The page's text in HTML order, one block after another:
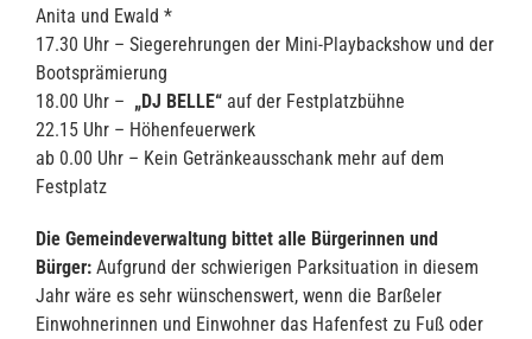
Anita und Ewald *
17.30 Uhr – Siegerehrungen der Mini-Playbackshow und der
Bootsprämierung
18.00 Uhr – „DJ BELLE“ auf der Festplatzbühne
22.15 Uhr – Höhenfeuerwerk
ab 0.00 Uhr – Kein Getränkeausschank mehr auf dem
Festplatz
Die Gemeindeverwaltung bittet alle Bürgerinnen und
Bürger: Aufgrund der schwierigen Parksituation in diesem
Jahr wäre es sehr wünschenswert, wenn die Barßeler
Einwohnerinnen und Einwohner das Hafenfest zu Fuß oder